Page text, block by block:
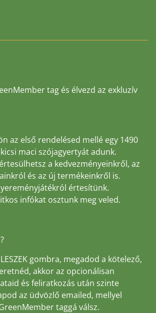
tag és élvezd az exkluzív
az első rendelésed mellé egy 1490
maci szójagyertyát adunk.
a kedvezményeinkről, az
és az új termékeinkről is.
értesítünk.
infókat osztunk meg veled.
gombra, megadod a kötelező,
akkor az opcionálisan
és feliratkozás után szinte
az üdvözlő emailed, mellyel
taggá válsz.